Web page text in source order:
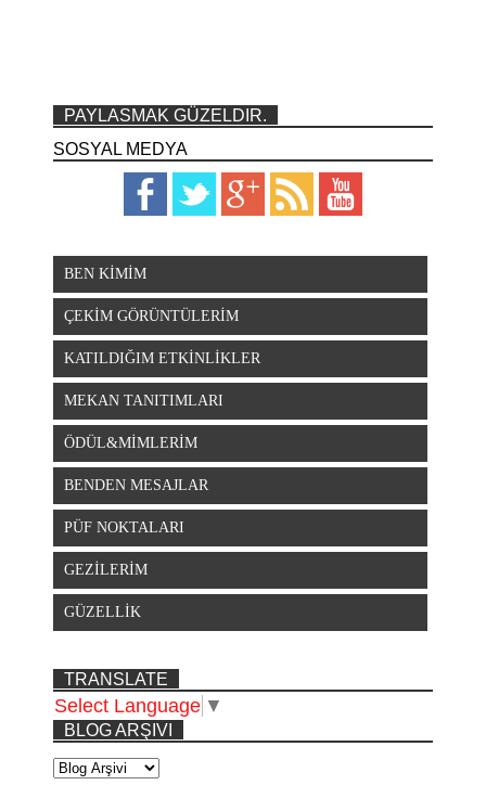
PAYLASMAK GÜZELDIR.
SOSYAL MEDYA
BEN KİMİM
ÇEKİM GÖRÜNTÜLERİM
KATILDIĞIM ETKİNLİKLER
MEKAN TANITIMLARI
ÖDÜL&MİMLERİM
BENDEN MESAJLAR
PÜF NOKTALARI
GEZİLERİM
GÜZELLİK
TRANSLATE
Select Language ▼
BLOG ARŞIVI